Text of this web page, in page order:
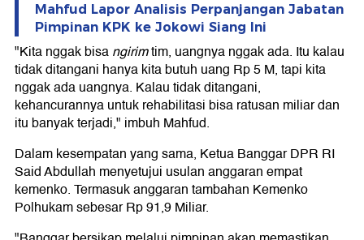
Mahfud Lapor Analisis Perpanjangan Jabatan
Pimpinan KPK ke Jokowi Siang Ini
"Kita nggak bisangirimtim, uangnya nggak ada. Itu kalau
tidak ditangani hanya kita butuh uang Rp 5 M, tapi kita
nggak ada uangnya. Kalau tidak ditangani,
kehancurannya untuk rehabilitasi bisa ratusan miliar dan
itu banyak terjadi," imbuh Mahfud.
Dalam kesempatan yang sama, Ketua Banggar DPR RI
Said Abdullah menyetujui usulan anggaran empat
kemenko. Termasuk anggaran tambahan Kemenko
Polhukam sebesar Rp 91,9 Miliar.